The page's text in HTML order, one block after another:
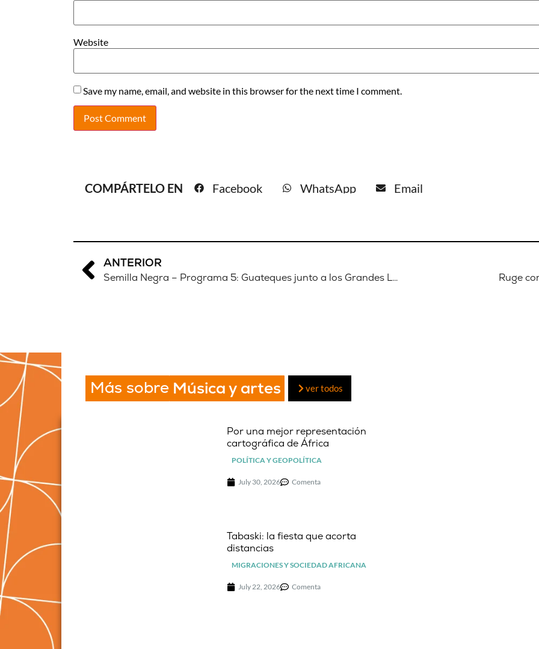
Website
Save my name, email, and website in this browser for the next time I comment.
COMPÁRTELO EN Facebook WhatsApp Email
ANTERIOR
Semilla Negra – Programa 5: Guateques junto a los Grandes Lagos Ruge
Más sobre Música y artes ver todos
Por una mejor representación
cartográfica de África
POLÍTICA Y GEOPOLÍTICA
July 30, 2026 Comenta
Tabaski: la fiesta que acorta
distancias
MIGRACIONES Y SOCIEDAD AFRICANA
July 22, 2026 Comenta